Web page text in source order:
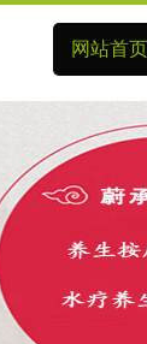
网站首页